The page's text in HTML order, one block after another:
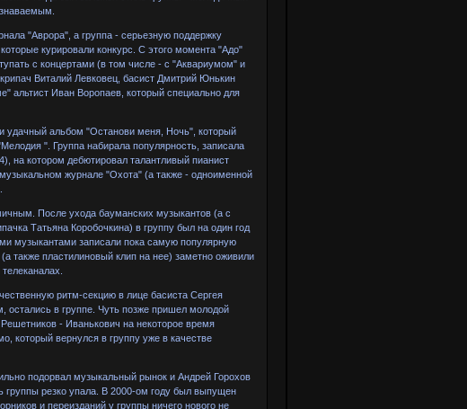
"Аврора", а группа - серьезную поддержку
курировали конкурс. С этого момента "Адо"
с концертами (в том числе - с "Аквариумом" и
Виталий Левковец, басист Дмитрий Юнькин
альтист Иван Воропаев, который специально для
удачный альбом "Останови меня, Ночь", который
". Группа набирала популярность, записала
на котором дебютировал талантливый пианист
журнале "Охота" (а также - одноименной
После ухода бауманских музыкантов (а с
Татьяна Коробочкина) в группу был на один год
музыкантами записали пока самую популярную
также пластилиновый клип на нее) заметно оживили
ритм-секцию в лице басиста Сергея
остались в группе. Чуть позже пришел молодой
- Иванькович на некоторое время
который вернулся в группу уже в качестве
подорвал музыкальный рынок и Андрей Горохов
группы резко упала. В 2000-ом году был выпущен
и переизданий у группы ничего нового не